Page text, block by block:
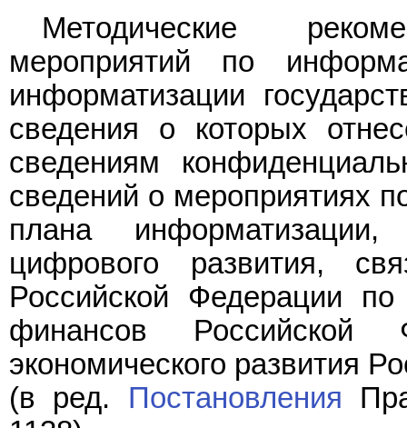
Методические
мероприятий по
информатизации
сведения о которых
сведениям
сведений о мероприятиях
плана информатизации,
цифрового развития,
Российской Федерации
финансов Российской
экономического развития
(в ред. Постановления